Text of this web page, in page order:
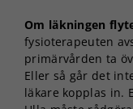
Om läkningen
fysioterapeuten
primärvården ta
Eller så går det
läkare kopplas in.